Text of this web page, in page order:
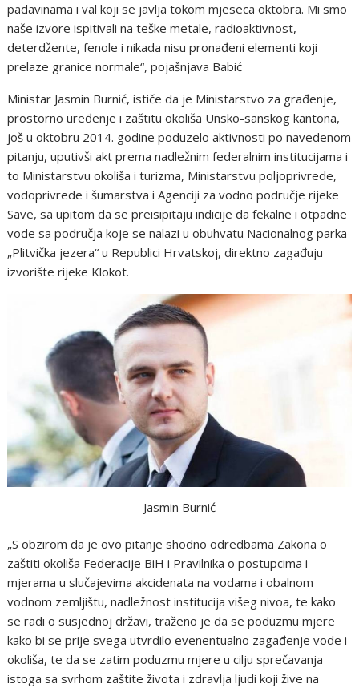
padavinama i val koji se javlja tokom mjeseca oktobra. Mi smo
naše izvore ispitivali na teške metale, radioaktivnost,
deterdžente, fenole i nikada nisu pronađeni elementi koji
prelaze granice normale“, pojašnjava Babić
Ministar Jasmin Burnić, ističe da je Ministarstvo za građenje,
prostorno uređenje i zaštitu okoliša Unsko-sanskog kantona,
još u oktobru 2014. godine poduzelo aktivnosti po navedenom
pitanju, uputivši akt prema nadležnim federalnim institucijama i
to Ministarstvu okoliša i turizma, Ministarstvu poljoprivrede,
vodoprivrede i šumarstva i Agenciji za vodno područje rijeke
Save, sa upitom da se preisipitaju indicije da fekalne i otpadne
vode sa područja koje se nalazi u obuhvatu Nacionalnog parka
„Plitvička jezera“ u Republici Hrvatskoj, direktno zagađuju
izvorište rijeke Klokot.
Jasmin Burnić
„S obzirom da je ovo pitanje shodno odredbama Zakona o
zaštiti okoliša Federacije BiH i Pravilnika o postupcima i
mjerama u slučajevima akcidenata na vodama i obalnom
vodnom zemljištu, nadležnost institucija višeg nivoa, te kako
se radi o susjednoj državi, traženo je da se poduzmu mjere
kako bi se prije svega utvrdilo evenentualno zagađenje vode i
okoliša, te da se zatim poduzmu mjere u cilju sprečavanja
istoga sa svrhom zaštite života i zdravlja ljudi koji žive na